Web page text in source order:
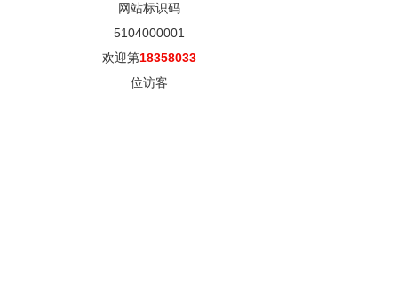
网站标识码
5104000001
欢迎第18358033
位访客